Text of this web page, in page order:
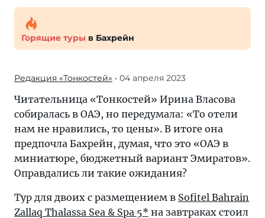
Горящие туры в Бахрейн
Редакция «Тонкостей» • 04 апреля 2023
Читательница «Тонкостей» Ирина Власова
собиралась в ОАЭ, но передумала: «То отели
нам не нравились, то цены». В итоге она
предпочла Бахрейн, думая, что это «ОАЭ в
миниатюре, бюджетный вариант Эмиратов».
Оправдались ли такие ожидания?
Тур для двоих с размещением в Sofitel Bahrain
Zallaq Thalassa Sea & Spa 5* на завтраках стоил